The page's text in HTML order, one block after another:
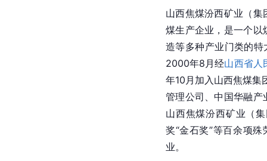
山西焦煤汾西矿业（集
煤生产企业，是一个以
造等多种产业门类的
2000年8月经山西省人
年10月加入 山西焦煤集
管理公司
、中国华融产
山西焦煤汾西矿业（
奖“金石奖”等百余项
业。